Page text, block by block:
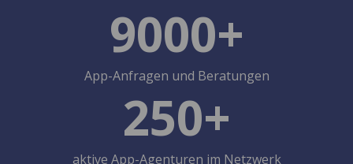
9000+
App-Anfragen und Beratungen
250+
aktive App-Agenturen im Netzwerk